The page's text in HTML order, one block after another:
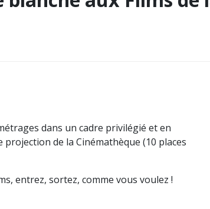
dans un cadre privilégié et en
de la Cinémathèque (10 places
entrez, sortez, comme vous voulez !